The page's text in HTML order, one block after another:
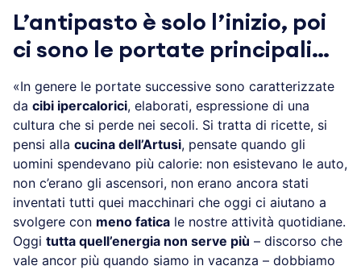
L’antipasto è solo l’inizio, poi
ci sono le portate principali…
«In genere le portate successive sono caratterizzate
da cibi ipercalorici, elaborati, espressione di una
cultura che si perde nei secoli. Si tratta di ricette, si
pensi alla cucina dell’Artusi, pensate quando gli
uomini spendevano più calorie: non esistevano le auto,
non c’erano gli ascensori, non erano ancora stati
inventati tutti quei macchinari che oggi ci aiutano a
svolgere con meno fatica le nostre attività quotidiane.
Oggi tutta quell’energia non serve più – discorso che
vale ancor più quando siamo in vacanza – dobbiamo